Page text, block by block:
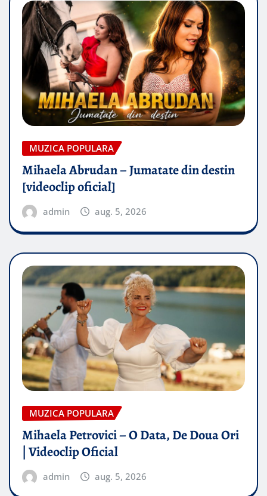
MUZICA POPULARA
Mihaela Abrudan – Jumatate din destin
[videoclip oficial]
admin aug. 5, 2026
MUZICA POPULARA
Mihaela Petrovici – O Data, De Doua Ori
| Videoclip Oficial
admin aug. 5, 2026